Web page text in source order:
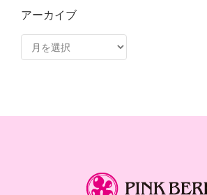
アーカイブ
ー